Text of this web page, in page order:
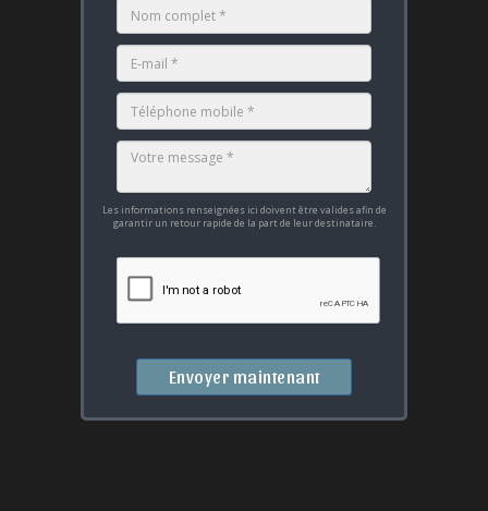
Les informations renseignées ici doivent être valides afin de
garantir un retour rapide de la part de leur destinataire.
Envoyer maintenant